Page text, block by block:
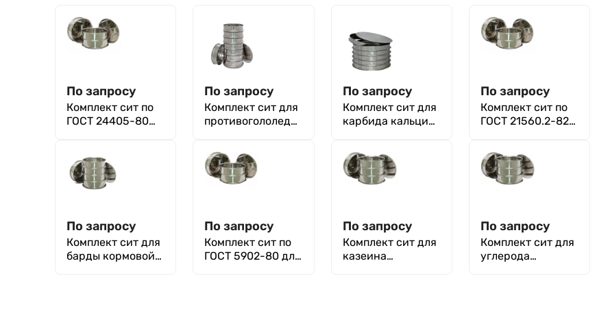
По запросу
Комплект сит по
ГОСТ 24405-80
По запросу
Комплект сит для
противогололедн
2020
По запросу
Комплект сит для
карбида кальция
По запросу
Комплект сит по
ГОСТ 21560.2-82
По запросу
Комплект сит для
барды кормовой
По запросу
Комплект сит по
ГОСТ 5902-80 для
По запросу
Комплект сит для
казеина
По запросу
Комплект сит для
углерода